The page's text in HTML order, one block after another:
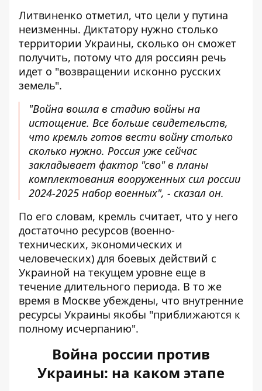
Литвиненко отметил, что цели у путина
неизменны. Диктатору нужно столько
территории Украины, сколько он сможет
получить, потому что для россиян речь
идет о "возвращении исконно русских
земель".
"Война вошла в стадию войны на
истощение. Все больше свидетельств,
что кремль готов вести войну столько
сколько нужно. Россия уже сейчас
закладывает фактор "сво" в планы
комплектования вооруженных сил россии
2024-2025 набор военных", - сказал он.
По его словам, кремль считает, что у него
достаточно ресурсов (военно-
технических, экономических и
человеческих) для боевых действий с
Украиной на текущем уровне еще в
течение длительного периода. В то же
время в Москве убеждены, что внутренние
ресурсы Украины якобы "приближаются к
полному исчерпанию".
Война россии против
Украины: на каком этапе